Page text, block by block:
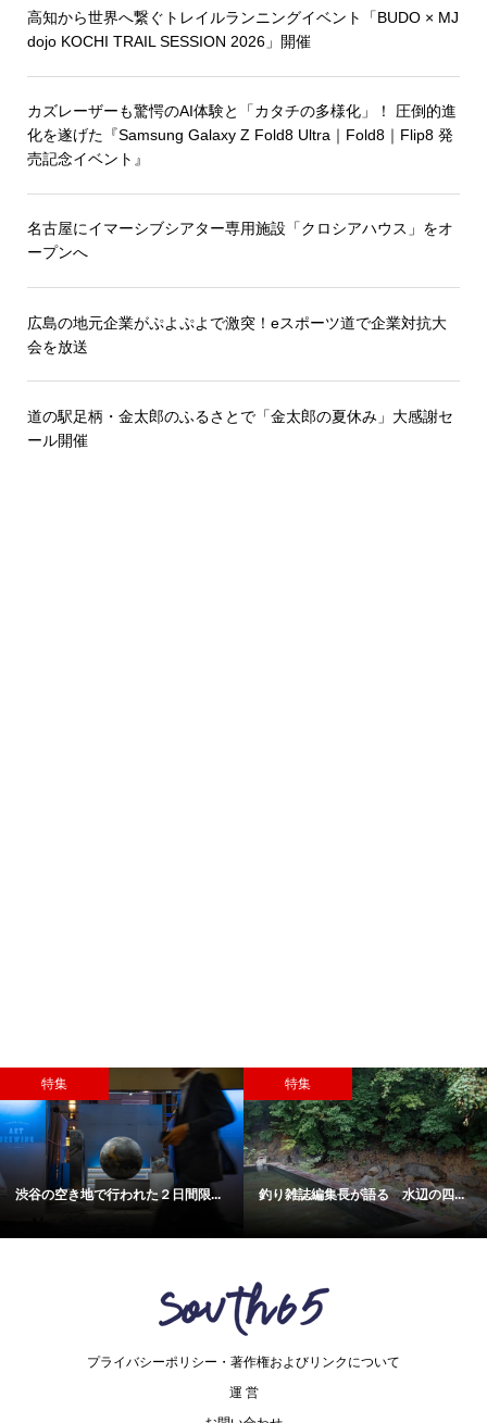
高知から世界へ繋ぐトレイルランニングイベント「BUDO × MJ
dojo KOCHI TRAIL SESSION 2026」開催
カズレーザーも驚愕のAI体験と「カタチの多様化」！ 圧倒的進
化を遂げた『Samsung Galaxy Z Fold8 Ultra｜Fold8｜Flip8 発
売記念イベント』
名古屋にイマーシブシアター専用施設「クロシアハウス」をオ
ープンへ
広島の地元企業がぷよぷよで激突！eスポーツ道で企業対抗大
会を放送
道の駅足柄・金太郎のふるさとで「金太郎の夏休み」大感謝セ
ール開催
特集
渋谷の空き地で行われた２日間限...
特集
釣り雑誌編集長が語る 水辺の四...
プライバシーポリシー・著作権およびリンクについて
運 営